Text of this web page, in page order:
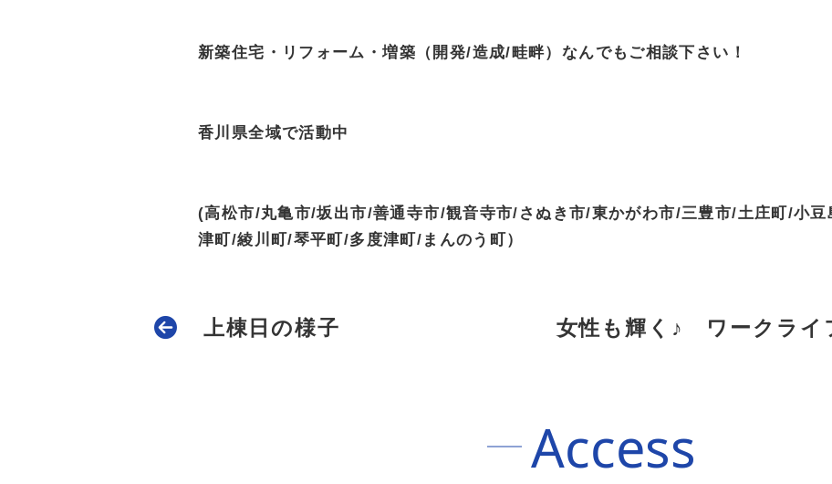
新築住宅・リフォーム・増築（開発/造成/畦畔）なんでもご相談下さい！
香川県全域で活動中
(高松市/丸亀市/坂出市/善通寺市/観音寺市/さぬき市/東かがわ市/三豊市/土庄町/小
津町/綾川町/琴平町/多度津町/まんのう町）
上棟日の様子 女性も輝く♪ ワークライ
Access